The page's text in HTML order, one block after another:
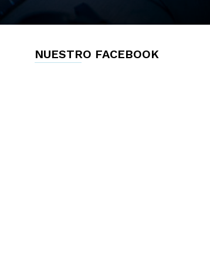
NUESTRO FACEBOOK